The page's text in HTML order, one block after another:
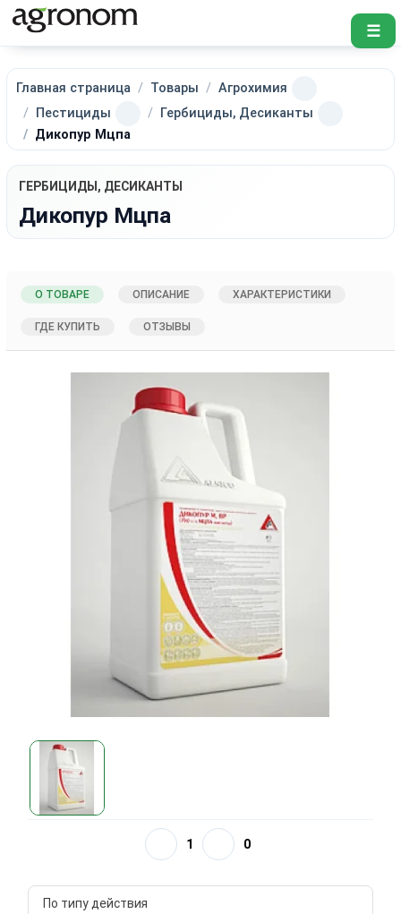
☰
Главная страница Товары
Агрохимия
Пестициды
Гербициды, Десиканты
Дикопур Мцпа
ГЕРБИЦИДЫ, ДЕСИКАНТЫ
Дикопур Мцпа
О ТОВАРЕ ОПИСАНИЕ ХАРАКТЕРИСТИКИ
ГДЕ КУПИТЬ ОТЗЫВЫ
1 0
По типу действия